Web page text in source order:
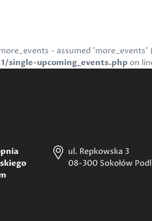
- assumed
single-upcoming_events.php on
ul. Repkowska 3
08-300 Sokołów